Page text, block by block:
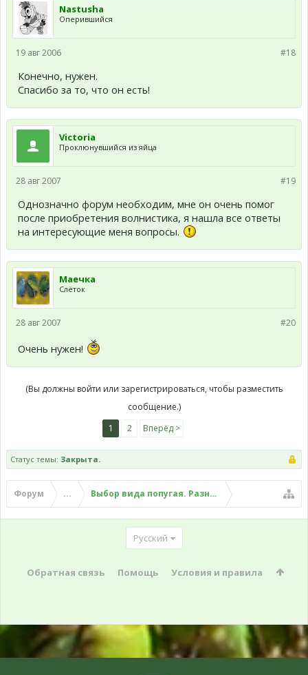
Nastusha
Оперившийся
#18
19 авг 2006
Конечно, нужен.
Спасибо за то, что он есть!
Victoria
Проклюнувшийся из яйца
#19
28 авг 2007
Однозначно форум необходим, мне он очень помог
после приобретения волнистика, я нашла все ответы
на интересующие меня вопросы.
Маечка
Слёток
#20
28 авг 2007
Очень нужен!
(Вы должны войти или зарегистрироваться, чтобы разместить
сообщение.)
1
2 Вперёд >
Статус темы: Закрыта.
Форум ... Выбор вида попугая. Разные вопросы о
Русский
Обратная связь Помощь Условия и правила